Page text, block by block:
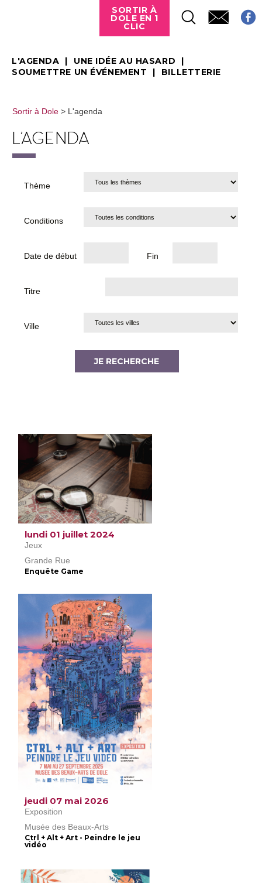
SORTIR À
DOLE EN 1
CLIC
L'AGENDA
UNE IDÉE AU HASARD
SOUMETTRE UN ÉVÉNEMENT
BILLETTERIE
Sortir à Dole> L'agenda
L'AGENDA
Thème
Conditions
Date de début Fin
Titre
Ville
lundi 01 juillet 2024
Jeux
Grande Rue
Enquête Game
jeudi 07 mai 2026
Exposition
Musée des Beaux-Arts
Ctrl + Alt + Art - Peindre le jeu
vidéo